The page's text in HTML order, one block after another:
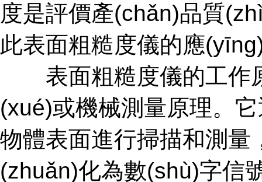
度是評價產(chǎn)品質(zhì)
此表面粗糙度儀的應
表面粗糙度儀的工作原
(xué)或機械測量原理。
物體表面進行掃描和測
(zhuǎn)化為數(shù)字信號